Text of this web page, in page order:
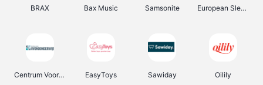
BRAX Bax Music Samsonite European Sleeper
Centrum Voor Avondonderwijs EasyToys Sawiday Oilily